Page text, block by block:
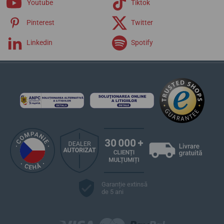
Youtube Tiktok
Pinterest Twitter
Linkedin Spotify
Garanție extinsă
de 5 ani